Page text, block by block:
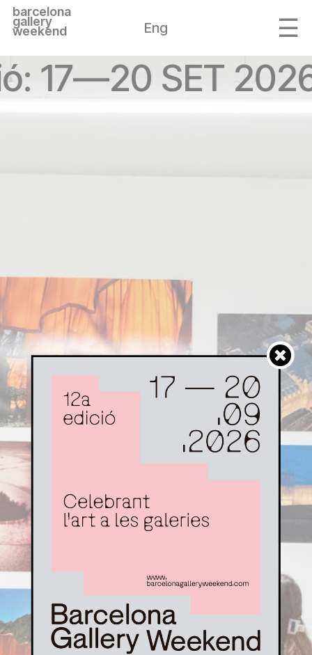
barcelona
gallery
weekend Eng
17—20 SET 2026